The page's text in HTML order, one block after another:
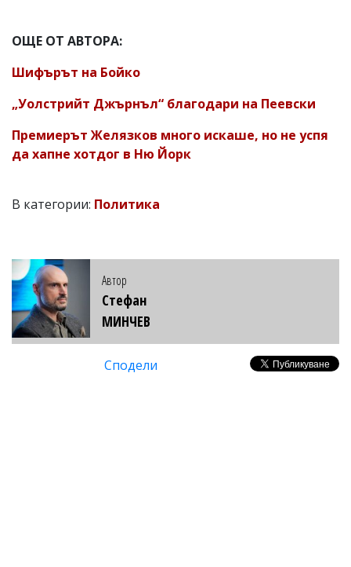
ОЩЕ ОТ АВТОРА:
Шифърът на Бойко
„Уолстрийт Джърнъл“ благодари на Пеевски
Премиерът Желязков много искаше, но не успя
да хапне хотдог в Ню Йорк
В категории: Политика
Автор
Стефан
МИНЧЕВ
Сподели